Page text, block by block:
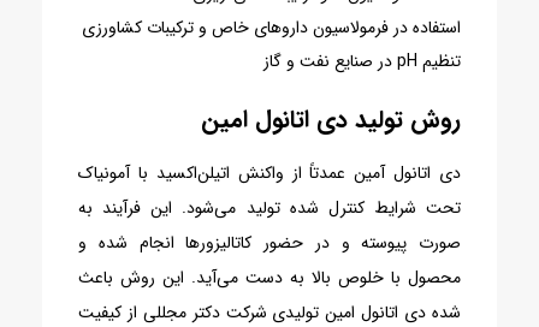
استفاده در فرمولاسیون داروهای خاص و ترکیبات کشاورزی
تنظیم pH در صنایع نفت و گاز
روش تولید دی اتانول امین
دی اتانول آمین عمدتاً از واکنش اتیلن‌اکسید با آمونیاک
تحت شرایط کنترل شده تولید می‌شود. این فرآیند به
صورت پیوسته و در حضور کاتالیزورها انجام شده و
محصول با خلوص بالا به دست می‌آید. این روش باعث
شده دی اتانول امین تولیدی شرکت دکتر مجللی از کیفیت